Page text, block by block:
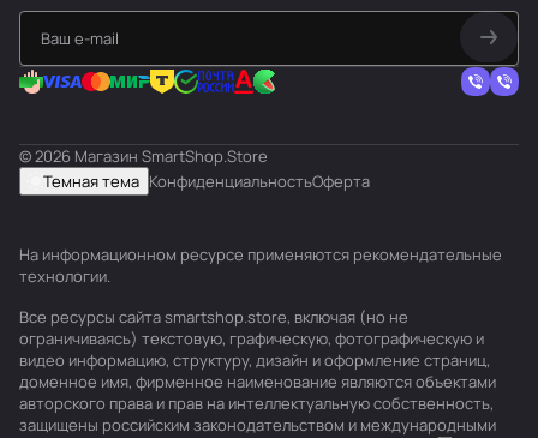
© 2026 Магазин SmartShop.Store
Темная тема КонфиденциальностьОферта
На информационном ресурсе применяются рекомендательные
технологии.
Все ресурсы сайта smartshop.store, включая (но не
ограничиваясь) текстовую, графическую, фотографическую и
видео информацию, структуру, дизайн и оформление страниц,
доменное имя, фирменное наименование являются объектами
авторского права и прав на интеллектуальную собственность,
защищены российским законодательством и международными